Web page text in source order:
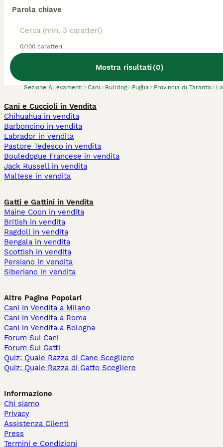
Parola chiave
0/100 caratteri
Mostra risultati(0)
Sezione Allevamenti Cani Bulldog Puglia Provincia di Taranto
Cani e Cuccioli in Vendita
Chihuahua in vendita
Barboncino in vendita
Labrador in vendita
Pastore Tedesco in vendita
Bouledogue Francese in vendita
Jack Russell in vendita
Maltese in vendita
Gatti e Gattini in Vendita
Maine Coon in vendita
British in vendita
Ragdoll in vendita
Bengala in vendita
Scottish in vendita
Persiano in vendita
Siberiano in vendita
Altre Pagine Popolari
Cani in Vendita a Milano
Cani in Vendita a Roma
Cani in Vendita a Bologna
Forum Sui Cani
Forum Sui Gatti
Quiz: Quale Razza di Cane Scegliere
Quiz: Quale Razza di Gatto Scegliere
Informazione
Chi siamo
Privacy
Assistenza Clienti
Press
Termini e Condizioni